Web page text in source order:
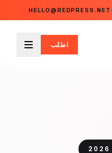
HELLO@REDPRESS.NET
اطلب
القائمة